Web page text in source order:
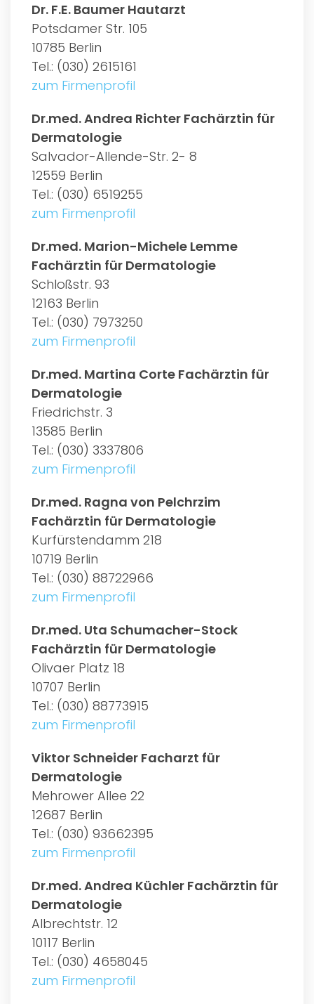
Dr. F.E. Baumer Hautarzt
Potsdamer Str. 105
10785 Berlin
Tel.: (030) 2615161
zum Firmenprofil
Dr.med. Andrea Richter Fachärztin für
Dermatologie
Salvador-Allende-Str. 2- 8
12559 Berlin
Tel.: (030) 6519255
zum Firmenprofil
Dr.med. Marion-Michele Lemme
Fachärztin für Dermatologie
Schloßstr. 93
12163 Berlin
Tel.: (030) 7973250
zum Firmenprofil
Dr.med. Martina Corte Fachärztin für
Dermatologie
Friedrichstr. 3
13585 Berlin
Tel.: (030) 3337806
zum Firmenprofil
Dr.med. Ragna von Pelchrzim
Fachärztin für Dermatologie
Kurfürstendamm 218
10719 Berlin
Tel.: (030) 88722966
zum Firmenprofil
Dr.med. Uta Schumacher-Stock
Fachärztin für Dermatologie
Olivaer Platz 18
10707 Berlin
Tel.: (030) 88773915
zum Firmenprofil
Viktor Schneider Facharzt für
Dermatologie
Mehrower Allee 22
12687 Berlin
Tel.: (030) 93662395
zum Firmenprofil
Dr.med. Andrea Küchler Fachärztin für
Dermatologie
Albrechtstr. 12
10117 Berlin
Tel.: (030) 4658045
zum Firmenprofil